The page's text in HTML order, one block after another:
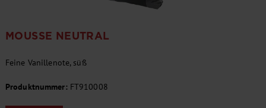
MOUSSE NEUTRAL
Feine Vanillenote, süß
Produktnummer: FT910008